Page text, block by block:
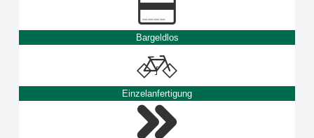
Bargeldlos
Einzelanfertigung